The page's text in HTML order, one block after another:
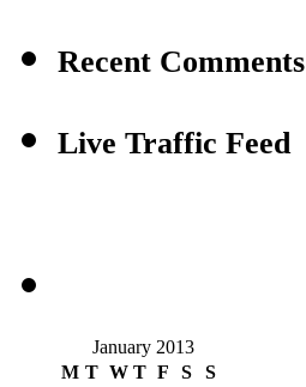
Recent Comments
Live Traffic Feed
January 2013
M T W T F S S